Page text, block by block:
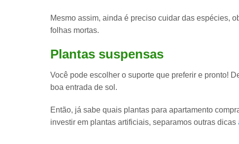
Mesmo assim, ainda é preciso cuidar das espécies,
folhas mortas.
Plantas suspensas
Você pode escolher o suporte que preferir e pronto!
boa entrada de sol.
Então, já sabe quais plantas para apartamento
investir em plantas artificiais, separamos outras dicas